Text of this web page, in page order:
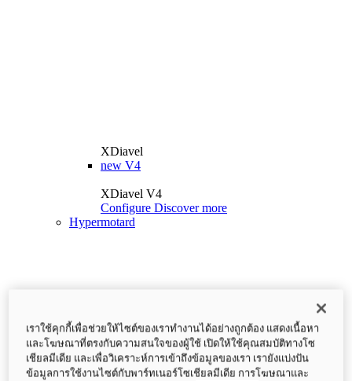
XDiavel
new V4
XDiavel V4
Configure Discover more
Hypermotard
เราใช้คุกกี้เพื่อช่วยให้ไซต์ของเราทำงานได้อย่างถูกต้อง แสดงเนื้อหา
และโฆษณาที่ตรงกับความสนใจของผู้ใช้ เปิดให้ใช้คุณสมบัติทางโซ
เชียลมีเดีย และเพื่อวิเคราะห์การเข้าถึงข้อมูลของเรา เรายังแบ่งปัน
ข้อมูลการใช้งานไซต์กับพาร์ทเนอร์โซเชียลมีเดีย การโฆษณาและ